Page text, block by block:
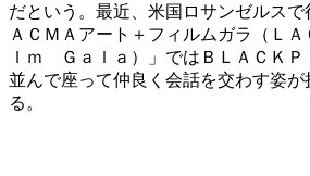
だという。最近、米国ロサンゼルスで
ＡＣＭＡアート＋フィルムガラ（Ｌ
ｌｍ Ｇａｌａ）」ではＢＬＡＣＫＰ
並んで座って仲良く会話を交わす姿
る。